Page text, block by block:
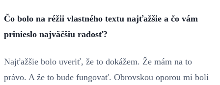
Čo bolo na réžii vlastného textu najťažšie a čo vám
prinieslo najväčšiu radosť?
Najťažšie bolo uveriť, že to dokážem. Že mám na to
právo. A že to bude fungovať. Obrovskou oporou mi boli